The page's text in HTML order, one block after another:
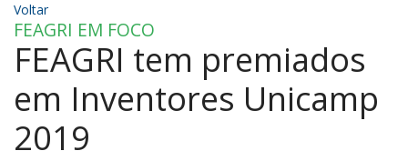
Voltar
FEAGRI EM FOCO
FEAGRI tem premiados
em Inventores Unicamp
2019